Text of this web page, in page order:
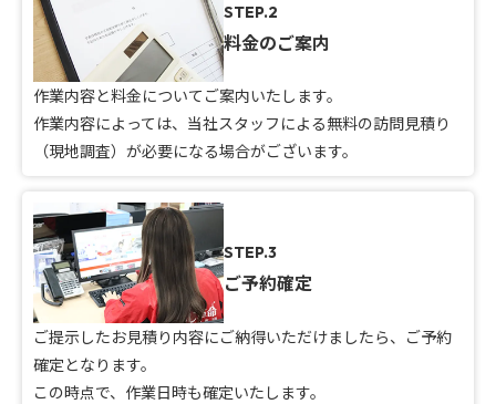
STEP.2
料金のご案内
作業内容と料金についてご案内いたします。
作業内容によっては、当社スタッフによる無料の訪問見積り
（現地調査）が必要になる場合がございます。
STEP.3
ご予約確定
ご提示したお見積り内容にご納得いただけましたら、ご予約
確定となります。
この時点で、作業日時も確定いたします。